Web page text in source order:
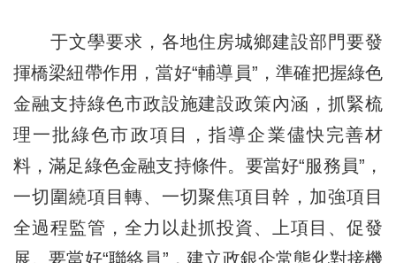
于文學要求，各地住房城鄉建設部門要發
揮橋梁紐帶作用，當好“輔導員”，準確把握綠色
金融支持綠色市政設施建設政策內涵，抓緊梳
理一批綠色市政項目，指導企業儘快完善材
料，滿足綠色金融支持條件。要當好“服務員”，
一切圍繞項目轉、一切聚焦項目幹，加強項目
全過程監管，全力以赴抓投資、上項目、促發
展。要當好“聯絡員”，建立政銀企常態化對接機